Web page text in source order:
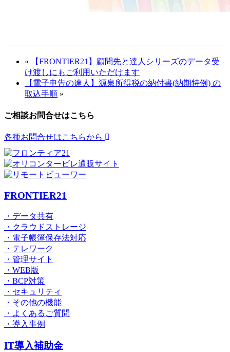
«
【FRONTIER21】顧問先と達人シリーズのデータ受
け渡しにもご利用いただけます
【電子申告の達人】源泉所得税の納付書(納期特例) の
取込手順 »
ご相談お問合せはこちら
各種お問合せはこちらから
FRONTIER21
・データ共有
・クラウドストレージ
・電子帳簿保存法対応
・テレワーク
・管理サイト
・WEB版
・BCP対策
・セキュリティ
・その他の機能
・よくあるご質問
・導入事例
IT導入補助金